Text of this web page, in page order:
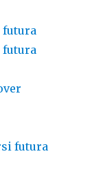
futura
futura
futura